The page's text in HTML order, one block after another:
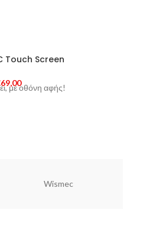
Touch Screen
69,00με οθόνη αφής!
Wismec